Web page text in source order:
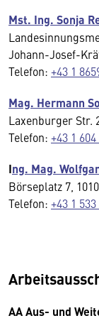
Mst. Ing. Sonja
Johann-Josef-
Telefon: +43 1
Mag. Hermann
Laxenburger Str.
Telefon: +43 1
Ing. Mag.
Börseplatz 7,
Telefon: +43 1
AA Aus- und